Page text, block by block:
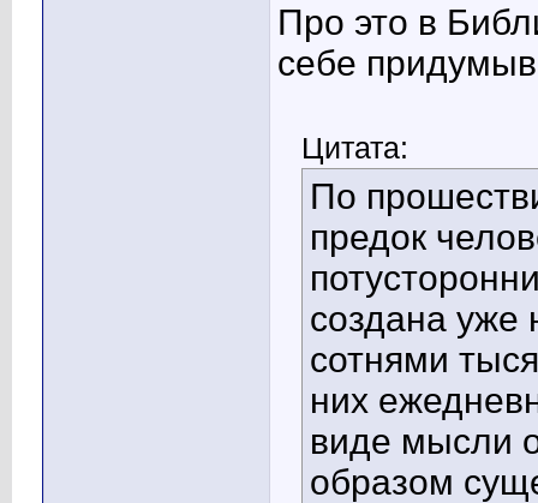
Про это в
себе
Цитата:
По
предок
создана уже
сотнями
них
виде мысли
образом